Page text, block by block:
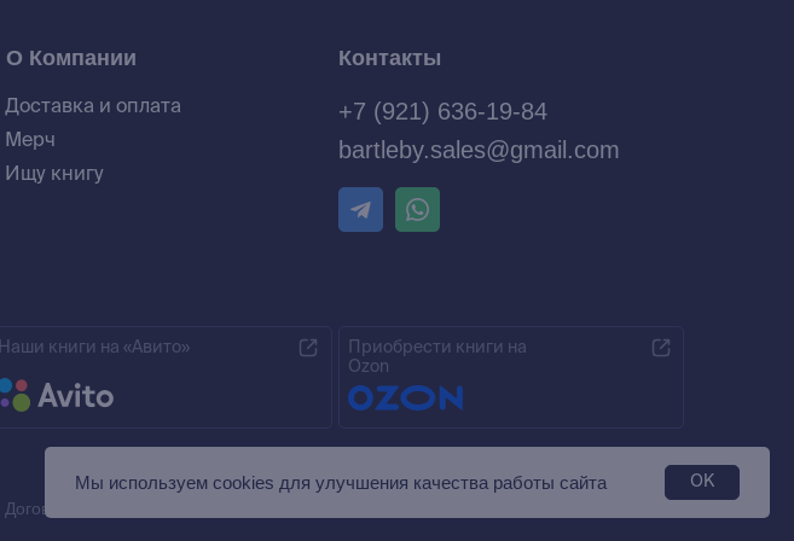
Мы используем сookies для улучшения качества работы сайта OK
Контакты
+7 (921) 636-19-84
bartleby.sales@gmail.com
Договор оферты
О Компании
Приобрести книги на
Ozon
Ищу книгу
Мерч
Доставка и оплата
Наши книги на «Авито»